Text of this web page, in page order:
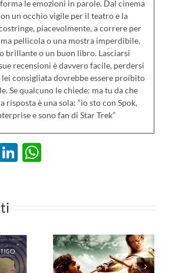
le emozioni in parole. Dal cinema
un occhio vigile per il teatro e la
piacevolmente, a correre per
pellicola o una mostra imperdibile,
brillante o un buon libro. Lasciarsi
recensioni è davvero facile, perdersi
consigliata dovrebbe essere proibito
Se qualcuno le chiede: ma tu da che
risposta è una sola: “io sto con Spok,
e sono fan di Star Trek”
LinkedIn
uscita al
cinema il 6
agosto: da